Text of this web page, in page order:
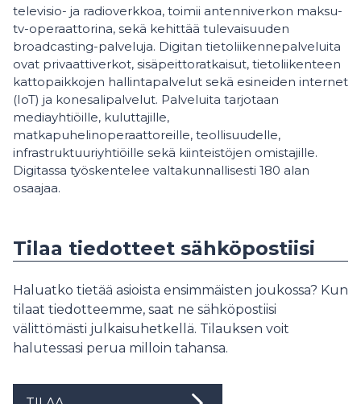
televisio- ja radioverkkoa, toimii antenniverkon maksu-
tv-operaattorina, sekä kehittää tulevaisuuden
broadcasting-palveluja. Digitan tietoliikennepalveluita
ovat privaattiverkot, sisäpeittoratkaisut, tietoliikenteen
kattopaikkojen hallintapalvelut sekä esineiden internet
(IoT) ja konesalipalvelut. Palveluita tarjotaan
mediayhtiöille, kuluttajille,
matkapuhelinoperaattoreille, teollisuudelle,
infrastruktuuriyhtiöille sekä kiinteistöjen omistajille.
Digitassa työskentelee valtakunnallisesti 180 alan
osaajaa.
Tilaa tiedotteet sähköpostiisi
Haluatko tietää asioista ensimmäisten joukossa? Kun
tilaat tiedotteemme, saat ne sähköpostiisi
välittömästi julkaisuhetkellä. Tilauksen voit
halutessasi perua milloin tahansa.